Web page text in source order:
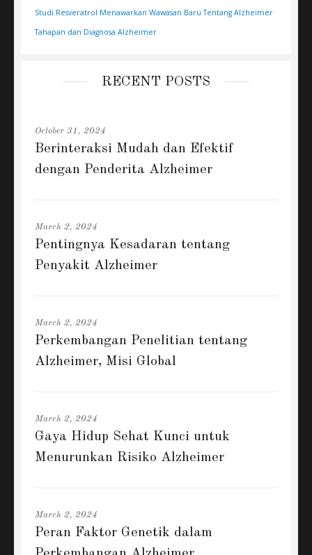
Studi Resveratrol Menawarkan Wawasan Baru Tentang Alzheimer
Tahapan dan Diagnosa Alzheimer
RECENT POSTS
October 31, 2024
Berinteraksi Mudah dan Efektif
dengan Penderita Alzheimer
March 2, 2024
Pentingnya Kesadaran tentang
Penyakit Alzheimer
March 2, 2024
Perkembangan Penelitian tentang
Alzheimer, Misi Global
March 2, 2024
Gaya Hidup Sehat Kunci untuk
Menurunkan Risiko Alzheimer
March 2, 2024
Peran Faktor Genetik dalam